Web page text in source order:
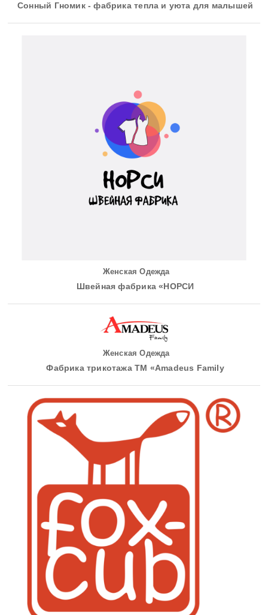
Сонный Гномик - фабрика тепла и уюта для малышей
Женская Одежда
Швейная фабрика «НОРСИ
Женская Одежда
Фабрика трикотажа ТМ «Amadeus Family